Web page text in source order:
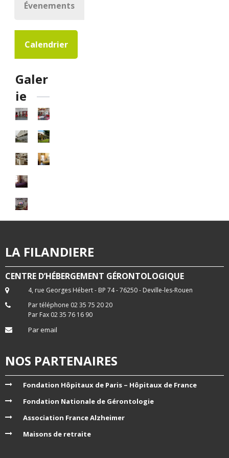
Évenements
Calendrier
Galer
ie
LA FILANDIERE
CENTRE D’HÉBERGEMENT GÉRONTOLOGIQUE
4, rue Georges Hébert - BP 74 - 76250 - Deville-les-Rouen
Par téléphone 02 35 75 20 20
Par Fax 02 35 76 16 90
Par email
NOS PARTENAIRES
Fondation Hôpitaux de Paris – Hôpitaux de France
Fondation Nationale de Gérontologie
Association France Alzheimer
Maisons de retraite